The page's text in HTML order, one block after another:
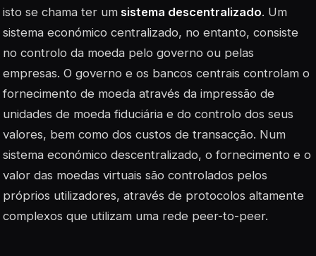
isto se chama ter um sistema descentralizado. Um
sistema económico centralizado, no entanto, consiste
no controlo da moeda pelo governo ou pelas
empresas. O governo e os bancos centrais controlam o
fornecimento de moeda através da impressão de
unidades de moeda fiduciária e do controlo dos seus
valores, bem como dos custos de transacção. Num
sistema económico descentralizado, o fornecimento e o
valor das moedas virtuais são controlados pelos
próprios utilizadores, através de protocolos altamente
complexos que utilizam uma rede peer-to-peer.